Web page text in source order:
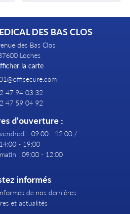
DES BAS CLOS
des Bas Clos
Loches
la carte
47 94 03 32
47 59 04 92
d'ouverture :
: 09:00 - 12:00 /
14:00 - 19:00
: 09:00 - 12:00
informés
de nos dernières
et actualités